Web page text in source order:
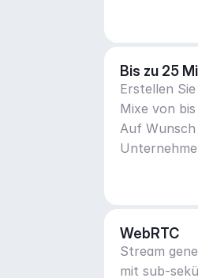
Bis zu 25
Erstellen
Mixe von
Auf
WebRTC
Stream
mit sub-